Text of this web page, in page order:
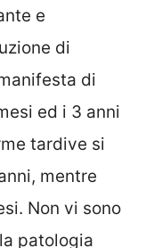
e
di
di
ed i 3 anni
tardive si
mentre
Non vi sono
patologia